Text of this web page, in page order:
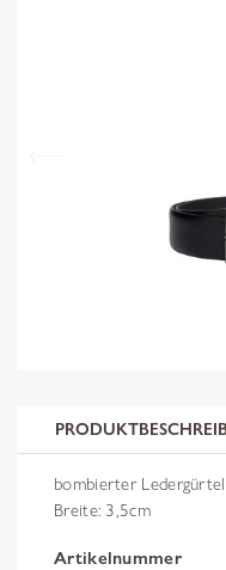
bombierter Ledergürtel
Breite: 3,5cm
Artikelnummer